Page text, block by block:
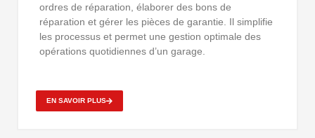
ordres de réparation, élaborer des bons de
réparation et gérer les pièces de garantie. Il simplifie
les processus et permet une gestion optimale des
opérations quotidiennes d’un garage.
EN SAVOIR PLUS